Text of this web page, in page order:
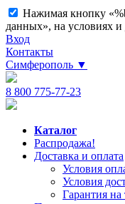
Нажимая кнопку
данных», на условиях
Вход
Контакты
Симферополь ▼
8 800 775-77-23
Каталог
Распродажа!
Доставка и оплата
Условия
Условия
Гарантия на